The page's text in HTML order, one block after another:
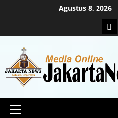
Agustus 8, 2026